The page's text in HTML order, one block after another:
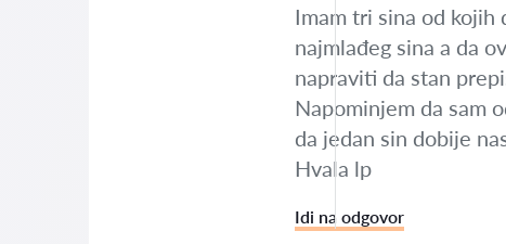
Imam tri sina od kojih
najmlađeg sina a da
napraviti da stan
Napominjem da sam
da jedan sin dobije
Hvala lp
Idi na odgovor